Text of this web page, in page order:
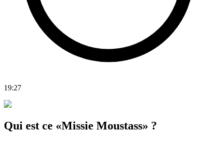
19:27
Qui est ce «Missie Moustass» ?